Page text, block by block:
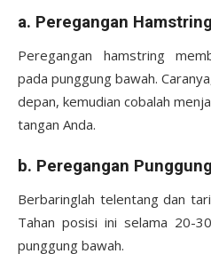
a. Peregangan Hamstring
Peregangan hamstring
pada punggung bawah.
depan, kemudian cobalah
tangan Anda.
b. Peregangan
Berbaringlah telentang dan
Tahan posisi ini selama 20-
punggung bawah.